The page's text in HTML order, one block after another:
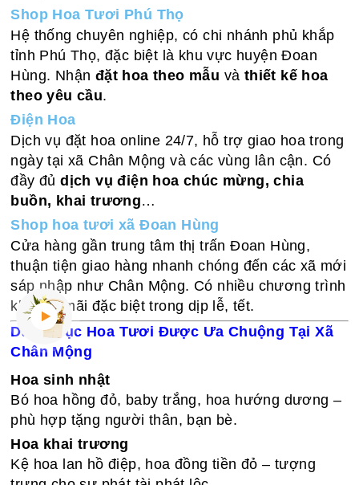
Shop Hoa Tươi Phú Thọ
Hệ thống chuyên nghiệp, có chi nhánh phủ khắp
tỉnh Phú Thọ, đặc biệt là khu vực huyện Đoan
Hùng. Nhận đặt hoa theo mẫu và thiết kế hoa
theo yêu cầu.
Điện Hoa
Dịch vụ đặt hoa online 24/7, hỗ trợ giao hoa trong
ngày tại xã Chân Mộng và các vùng lân cận. Có
đầy đủdịch vụ điện hoa chúc mừng, chia
buồn, khai trương…
Shop hoa tươi xã Đoan Hùng
Cửa hàng gần trung tâm thị trấn Đoan Hùng,
thuận tiện giao hàng nhanh chóng đến các xã mới
sáp nhập như Chân Mộng. Có nhiều chương trình
khuyến mãi đặc biệt trong dịp lễ, tết.
Danh Mục Hoa Tươi Được Ưa Chuộng Tại Xã
Chân Mộng
Hoa sinh nhật
Bó hoa hồng đỏ, baby trắng, hoa hướng dương –
phù hợp tặng người thân, bạn bè.
Hoa khai trương
Kệ hoa lan hồ điệp, hoa đồng tiền đỏ – tượng